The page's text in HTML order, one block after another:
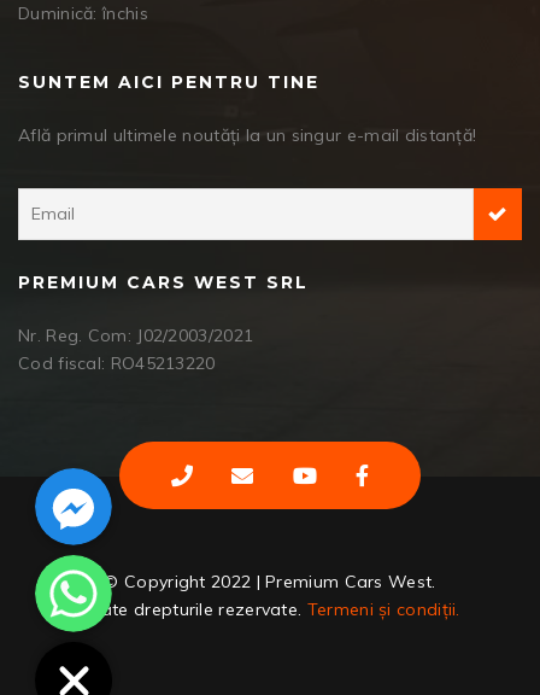
Duminică: închis
SUNTEM AICI PENTRU TINE
Află primul ultimele noutăți la un singur e-mail distanță!
PREMIUM CARS WEST SRL
Nr. Reg. Com: J02/2003/2021
Cod fiscal: RO45213220
© Copyright 2022 | Premium Cars West.
Toate drepturile rezervate. Termeni și condiții.
Facebook Messenger
WhatsApp